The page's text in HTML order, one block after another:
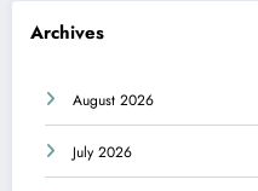
Archives
August 2026
July 2026